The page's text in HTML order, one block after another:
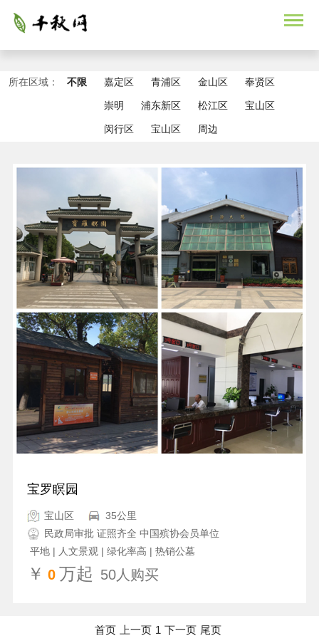
所在区域： 不限 嘉定区 青浦区 金山区 奉贤区
崇明 浦东新区 松江区 宝山区
闵行区 宝山区 周边
宝罗瞑园
宝山区
35公里
民政局审批 证照齐全 中国殡协会员单位
平地 | 人文景观 | 绿化率高 | 热销公墓
￥ 0 万起 50人购买
首页 上一页 1 下一页 尾页